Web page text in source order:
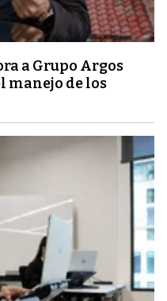
a Grupo Argos
manejo de los